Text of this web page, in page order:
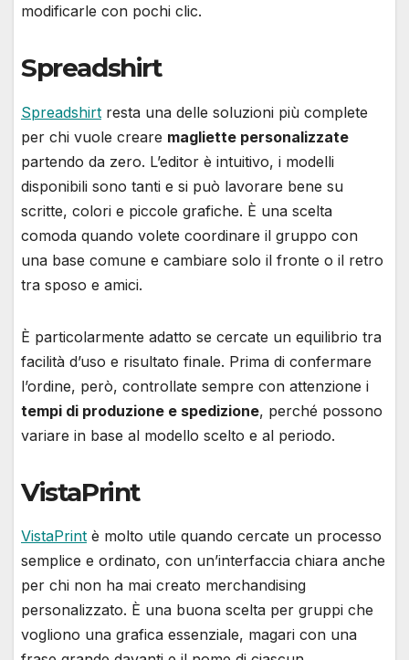
modificarle con pochi clic.
Spreadshirt
Spreadshirt resta una delle soluzioni più complete
per chi vuole creare magliette personalizzate
partendo da zero. L’editor è intuitivo, i modelli
disponibili sono tanti e si può lavorare bene su
scritte, colori e piccole grafiche. È una scelta
comoda quando volete coordinare il gruppo con
una base comune e cambiare solo il fronte o il retro
tra sposo e amici.
È particolarmente adatto se cercate un equilibrio tra
facilità d’uso e risultato finale. Prima di confermare
l’ordine, però, controllate sempre con attenzione i
tempi di produzione e spedizione, perché possono
variare in base al modello scelto e al periodo.
VistaPrint
VistaPrint è molto utile quando cercate un processo
semplice e ordinato, con un’interfaccia chiara anche
per chi non ha mai creato merchandising
personalizzato. È una buona scelta per gruppi che
vogliono una grafica essenziale, magari con una